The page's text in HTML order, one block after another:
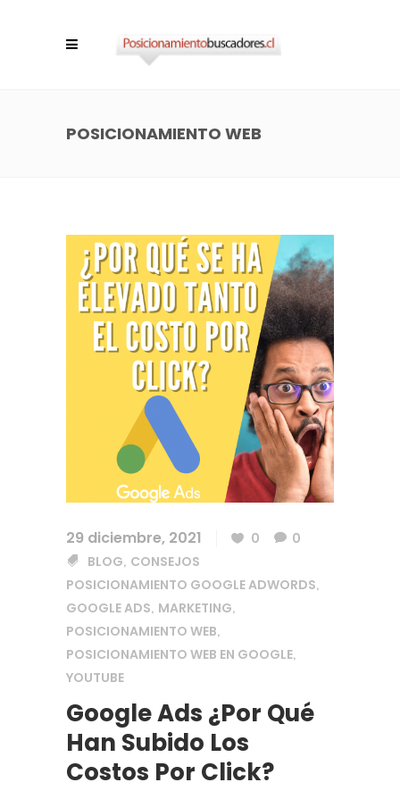
POSICIONAMIENTO WEB
29 diciembre, 2021 0
0
BLOG, CONSEJOS
POSICIONAMIENTO GOOGLE ADWORDS,
GOOGLE ADS, MARKETING,
POSICIONAMIENTO WEB,
POSICIONAMIENTO WEB EN GOOGLE,
YOUTUBE
Google Ads ¿Por Qué
Han Subido Los
Costos Por Click?